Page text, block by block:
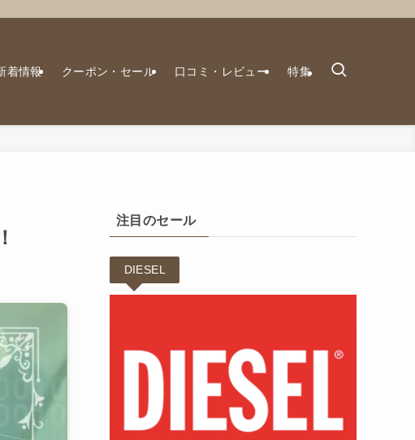
着情報 クーポン・セール 口コミ・レビュー 特集
注目のセール
DIESEL